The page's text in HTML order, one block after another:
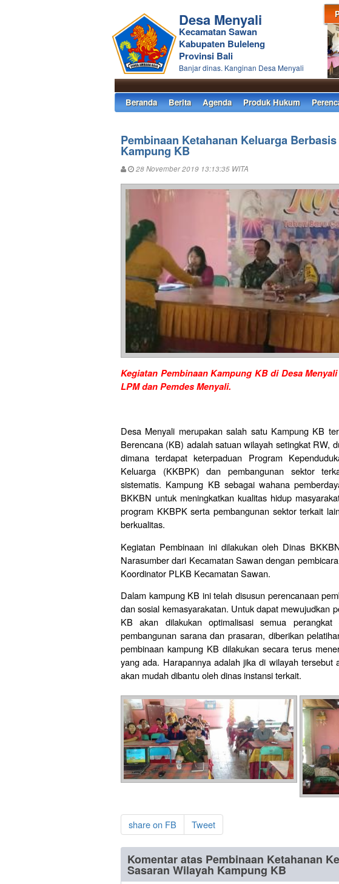
Desa Menyali
Kecamatan Sawan
Kabupaten Buleleng
Provinsi Bali
Banjar dinas. Kanginan Desa Menyali
Beranda Berita Agenda Produk Hukum
Pembinaan Ketahanan Keluarga
Kampung KB
28 November 2019 13:13:35 WITA
Kegiatan Pembinaan Kampung KB di Desa
LPM dan Pemdes Menyali.
Desa Menyali merupakan salah satu Kampung KB
Berencana (KB) adalah satuan wilayah setingkat RW,
dimana terdapat keterpaduan Program
Keluarga (KKBPK) dan pembangunan sektor
sistematis. Kampung KB sebagai wahana
BKKBN untuk meningkatkan kualitas hidup
program KKBPK serta pembangunan sektor terkait
berkualitas.
Kegiatan Pembinaan ini dilakukan oleh Dinas
Narasumber dari Kecamatan Sawan dengan
Koordinator PLKB Kecamatan Sawan.
Dalam kampung KB ini telah disusun perencanaan
dan sosial kemasyarakatan. Untuk dapat mewujudkan
KB akan dilakukan optimalisasi semua
pembangunan sarana dan prasaran, diberikan
pembinaan kampung KB dilakukan secara terus
yang ada. Harapannya adalah jika di wilayah
akan mudah dibantu oleh dinas instansi terkait.
share on FB Tweet
Komentar atas Pembinaan Ketahanan
Sasaran Wilayah Kampung KB